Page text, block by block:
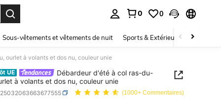
0 0
Sous-vêtements et vêtements de nuit Sports & Extérieur Enfants
ourlet à volants et dos nu, couleur unie
UE
Débardeur d'été à col ras-du-
à volants et dos nu, couleur unie
(1000+ Commentaires)